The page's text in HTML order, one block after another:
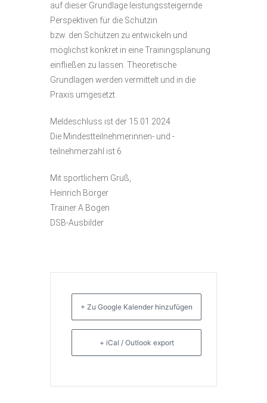
auf dieser Grundlage leistungssteigernde
Perspektiven für die Schützin
bzw. den Schützen zu entwickeln und
möglichst konkret in eine Trainingsplanung
einfließen zu lassen. Theoretische
Grundlagen werden vermittelt und in die
Praxis umgesetzt.
Meldeschluss ist der 15.01.2024
Die Mindestteilnehmerinnen- und -
teilnehmerzahl ist 6
Mit sportlichem Gruß,
Heinrich Börger
Trainer A Bogen
DSB-Ausbilder
+ Zu Google Kalender hinzufügen
+ iCal / Outlook export